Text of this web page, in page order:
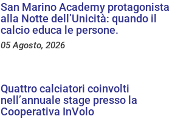
San Marino Academy protagonista
alla Notte dell’Unicità: quando il
calcio educa le persone.
05 Agosto, 2026
Quattro calciatori coinvolti
nell’annuale stage presso la
Cooperativa InVolo